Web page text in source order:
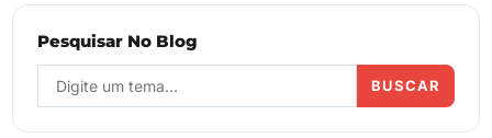
Pesquisar No Blog
BUSCAR